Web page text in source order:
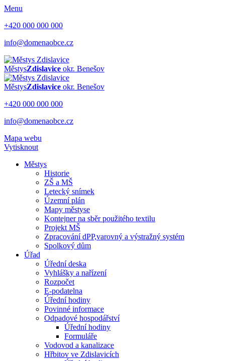
Menu
+420 000 000 000
info@domenaobce.cz
MěstysZdislavice okr. Benešov
MěstysZdislavice okr. Benešov
+420 000 000 000
info@domenaobce.cz
Mapa webu
Vytisknout
Městys
Historie
ZŠ a MŠ
Letecký snímek
Územní plán
Mapy městyse
Kontejner na sběr použitého textilu
Projekt MŠ
Zpracování dPP,varovný a výstražný systém
Spolkový dům
Úřad
Úřední deska
Vyhlášky a nařízení
Rozpočet
E-podatelna
Úřední hodiny
Povinné informace
Odpadové hospodářství
Úřední hodiny
Formuláře
Vodovod a kanalizace
Hřbitov ve Zdislavicích